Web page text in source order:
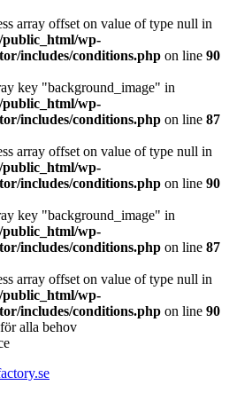
array offset on value of type null in
public_html/wp-
includes/conditions.php on line 90
key "background_image" in
public_html/wp-
includes/conditions.php on line 87
array offset on value of type null in
public_html/wp-
includes/conditions.php on line 90
key "background_image" in
public_html/wp-
includes/conditions.php on line 87
array offset on value of type null in
public_html/wp-
includes/conditions.php on line 90
alla behov